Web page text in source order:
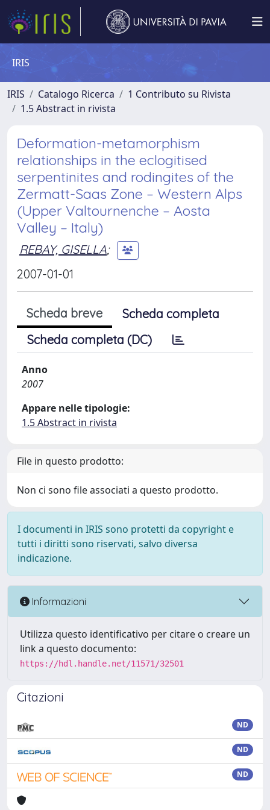
IRIS
IRIS Catalogo Ricerca
1 Contributo su Rivista
1.5 Abstract in rivista
Deformation-metamorphism
relationships in the eclogitised
serpentinites and rodingites of the
Zermatt-Saas Zone – Western Alps
(Upper Valtournenche – Aosta
Valley – Italy)
REBAY, GISELLA;
2007-01-01
Scheda breve
Scheda completa
Scheda completa (DC)
Anno
2007
Appare nelle tipologie:
1.5 Abstract in rivista
File in questo prodotto:
Non ci sono file associati a questo prodotto.
I documenti in IRIS sono protetti da copyright e
tutti i diritti sono riservati, salvo diversa
indicazione.
Informazioni
Utilizza questo identificativo per citare o creare un
link a questo documento:
https://hdl.handle.net/11571/32501
Citazioni
ND
ND
ND